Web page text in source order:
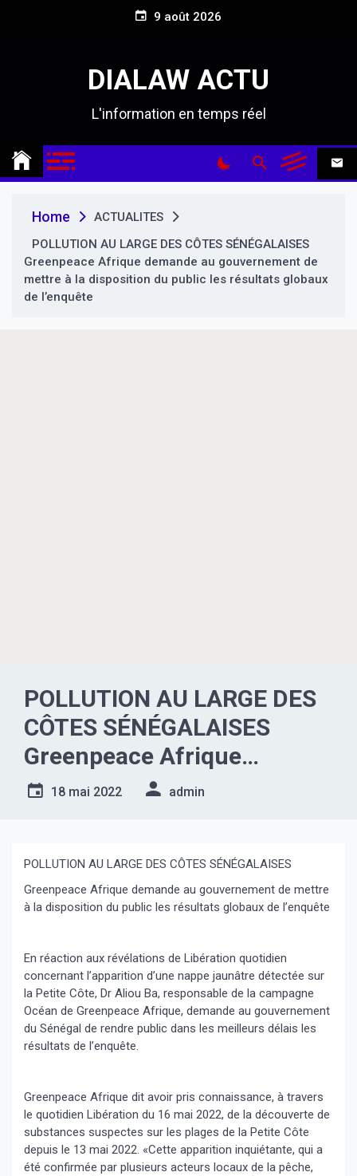
e
9 août 2026
DIALAW ACTU
L'information en temps réel
Home
ACTUALITES
POLLUTION AU LARGE DES CÔTES SÉNÉGALAISES
Greenpeace Afrique demande au gouvernement de
mettre à la disposition du public les résultats globaux
de l’enquête
POLLUTION AU LARGE DES
CÔTES SÉNÉGALAISES
Greenpeace Afrique
demande au gouvernement
de l’enquête
18 mai 2022 admin
POLLUTION AU LARGE DES CÔTES SÉNÉGALAISES
Greenpeace Afrique demande au gouvernement de mettre
à la disposition du public les résultats globaux de l’enquête
En réaction aux révélations de Libération quotidien
concernant l’apparition d’une nappe jaunâtre détectée sur
la Petite Côte, Dr Aliou Ba, responsable de la campagne
Océan de Greenpeace Afrique, demande au gouvernement
du Sénégal de rendre public dans les meilleurs délais les
résultats de l’enquête.
Greenpeace Afrique dit avoir pris connaissance, à travers
le quotidien Libération du 16 mai 2022, de la découverte de
substances suspectes sur les plages de la Petite Côte
depuis le 13 mai 2022. «Cette apparition inquiétante, qui a
été confirmée par plusieurs acteurs locaux de la pêche,